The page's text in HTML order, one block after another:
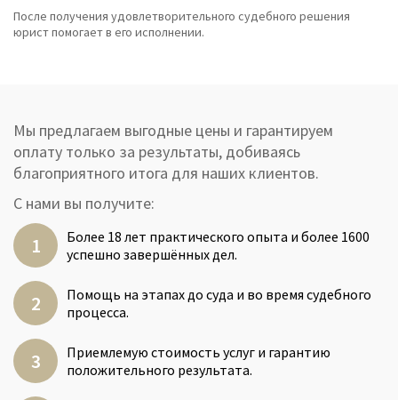
После получения удовлетворительного судебного решения
юрист помогает в его исполнении.
Мы предлагаем выгодные цены и гарантируем
оплату только за результаты, добиваясь
благоприятного итога для наших клиентов.
С нами вы получите:
Более 18 лет практического опыта и более 1600
успешно завершённых дел.
Помощь на этапах до суда и во время судебного
процесса.
Приемлемую стоимость услуг и гарантию
положительного результата.